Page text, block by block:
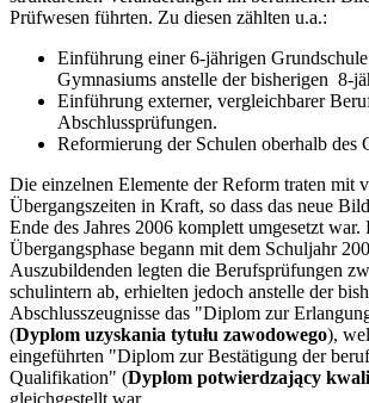
Prüfwesen führten. Zu diesen zählten u.a.:
Einführung einer 6-jährigen
Gymnasiums anstelle der bisherigen 8-
Einführung externer, vergleichbarer
Abschlussprüfungen.
Reformierung der Schulen oberhalb des
Die einzelnen Elemente der Reform traten mit
Übergangszeiten in Kraft, so dass das neue
Ende des Jahres 2006 komplett umgesetzt war.
Übergangsphase begann mit dem Schuljahr
Auszubildenden legten die Berufsprüfungen
schulintern ab, erhielten jedoch anstelle der
Abschlusszeugnisse das "Diplom zur
(Dyplom uzyskania tytułu zawodowego),
eingeführten "Diplom zur Bestätigung der
Qualifikation" (Dyplom potwierdzający